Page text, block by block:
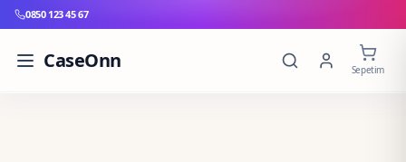
0850 123 45 67
CaseOnn Sepetim